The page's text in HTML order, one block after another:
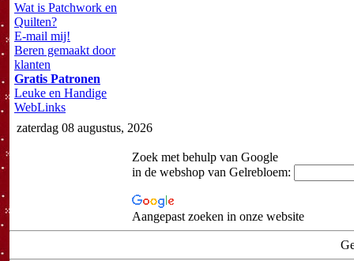
Wat is Patchwork en
Quilten?
E-mail mij!
Beren gemaakt door
klanten
Gratis Patronen
Leuke en Handige
WebLinks
zaterdag 08 augustus, 2026
Zoek met behulp van Google
in de webshop van Gelrebloem:
Aangepast zoeken in onze website